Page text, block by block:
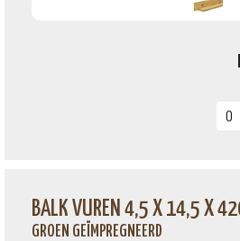
BALK VUREN 4,5 X 14,5 X
GROEN GEÏMPREGNEERD